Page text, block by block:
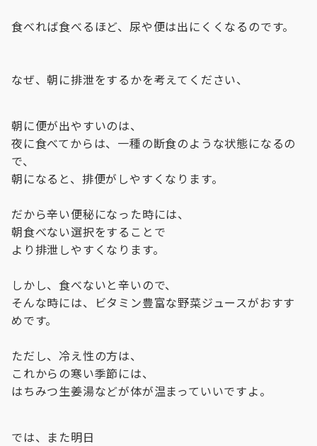
食べれば食べるほど、尿や便は出にくくなるのです。
なぜ、朝に排泄をするかを考えてください、
朝に便が出やすいのは、
夜に食べてからは、一種の断食のような状態になるの
で、
朝になると、排便がしやすくなります。
だから辛い便秘になった時には、
朝食べない選択をすることで
より排泄しやすくなります。
しかし、食べないと辛いので、
そんな時には、ビタミン豊富な野菜ジュースがおすす
めです。
ただし、冷え性の方は、
これからの寒い季節には、
はちみつ生姜湯などが体が温まっていいですよ。
では、また明日